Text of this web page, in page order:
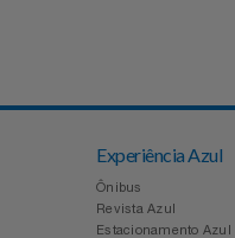
Experiência Azul
Ônibus
Revista Azul
Estacionamento Azul